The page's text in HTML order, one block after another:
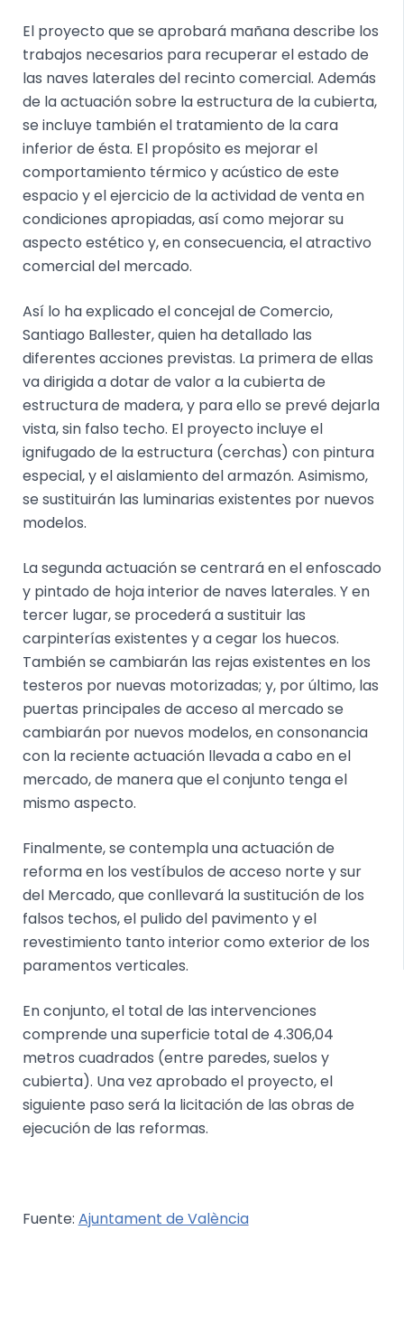
El proyecto que se aprobará mañana describe los
trabajos necesarios para recuperar el estado de
las naves laterales del recinto comercial. Además
de la actuación sobre la estructura de la cubierta,
se incluye también el tratamiento de la cara
inferior de ésta. El propósito es mejorar el
comportamiento térmico y acústico de este
espacio y el ejercicio de la actividad de venta en
condiciones apropiadas, así como mejorar su
aspecto estético y, en consecuencia, el atractivo
comercial del mercado.
Así lo ha explicado el concejal de Comercio,
Santiago Ballester, quien ha detallado las
diferentes acciones previstas. La primera de ellas
va dirigida a dotar de valor a la cubierta de
estructura de madera, y para ello se prevé dejarla
vista, sin falso techo. El proyecto incluye el
ignifugado de la estructura (cerchas) con pintura
especial, y el aislamiento del armazón. Asimismo,
se sustituirán las luminarias existentes por nuevos
modelos.
La segunda actuación se centrará en el enfoscado
y pintado de hoja interior de naves laterales. Y en
tercer lugar, se procederá a sustituir las
carpinterías existentes y a cegar los huecos.
También se cambiarán las rejas existentes en los
testeros por nuevas motorizadas; y, por último, las
puertas principales de acceso al mercado se
cambiarán por nuevos modelos, en consonancia
con la reciente actuación llevada a cabo en el
mercado, de manera que el conjunto tenga el
mismo aspecto.
Finalmente, se contempla una actuación de
reforma en los vestíbulos de acceso norte y sur
del Mercado, que conllevará la sustitución de los
falsos techos, el pulido del pavimento y el
revestimiento tanto interior como exterior de los
paramentos verticales.
En conjunto, el total de las intervenciones
comprende una superficie total de 4.306,04
metros cuadrados (entre paredes, suelos y
cubierta). Una vez aprobado el proyecto, el
siguiente paso será la licitación de las obras de
ejecución de las reformas.
Fuente: Ajuntament de València